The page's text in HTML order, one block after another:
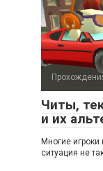
Читы,
и их
Многие
ситуация не